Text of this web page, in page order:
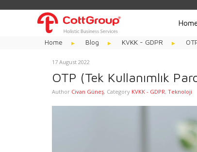
Home Blog KVKK - GDPR
17 August 2022
OTP (Tek Kullanımlık
Author Civan Güneş, Category KVKK - GDPR, Teknoloji